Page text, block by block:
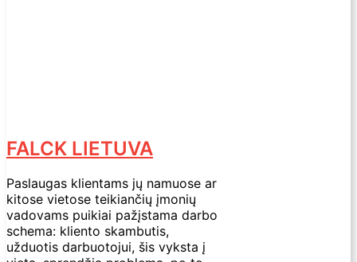
FALCK LIETUVA
Paslaugas klientams jų namuose ar
kitose vietose teikiančių įmonių
vadovams puikiai pažįstama darbo
schema: kliento skambutis,
užduotis darbuotojui, šis vyksta į